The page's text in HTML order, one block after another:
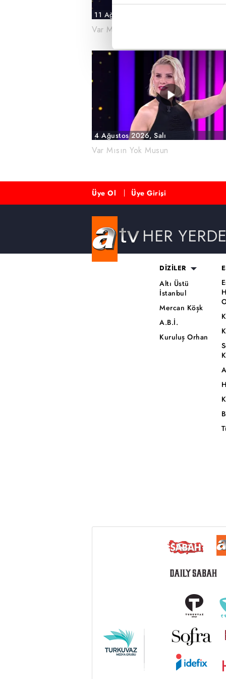
içerikleri sunabilmek adına
Sizlere daha iyi bir hizmet
çerezler vasıtasıyla çeşitli
amacıyla kullanılmaktadır.
reklam/pazarlama
Çerezlere ilişkin tercihlerinizi
butonuna tıklayabilir,Çerez
11 Ağustos 2026, Salı
Var Mısın Yok Musun
4 Ağustos 2026, Salı
Var Mısın Yok Musun
Üye Ol Üye Girişi
HER YERDE
DİZİLER
Altı Üstü
İstanbul
Mercan Köşk
A.B.İ.
Kuruluş Orhan